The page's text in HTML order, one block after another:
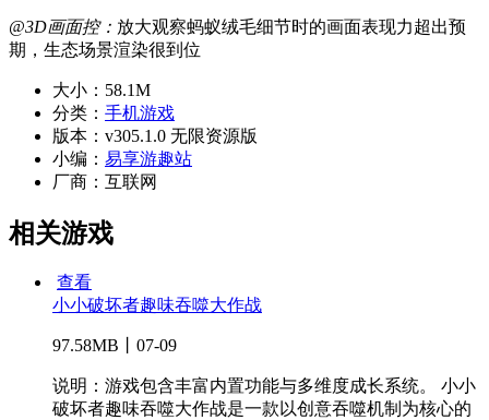
@3D画面控： 放大观察蚂蚁绒毛细节时的画面表现力超出预
期，生态场景渲染很到位
大小： 58.1M
分类： 手机游戏
版本： v305.1.0 无限资源版
小编： 易享游趣站
厂商： 互联网
相关游戏
查看
小小破坏者趣味吞噬大作战
97.58MB丨07-09
说明：游戏包含丰富内置功能与多维度成长系统。 小小
破坏者趣味吞噬大作战是一款以创意吞噬机制为核心的